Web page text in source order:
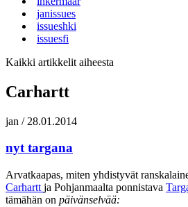
janissues
issueshki
issuesfi
Kaikki artikkelit aiheesta
Carhartt
jan / 28.01.2014
nyt targana
Arvatkaapas, miten yhdistyvät
Carhartt ja Pohjanmaalta ponnistava
tämähän on päivänselvää: